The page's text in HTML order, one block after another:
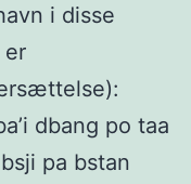
i disse
er
dbang po taa
pa bstan